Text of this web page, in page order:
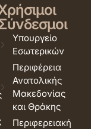
Υπουργείο
Εσωτερικών
Περιφέρεια
Ανατολικής
Μακεδονίας
και Θράκης
Περιφερειακή